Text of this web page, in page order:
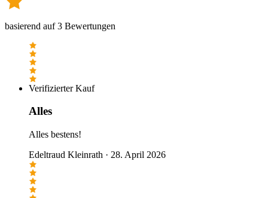
basierend auf 3 Bewertungen
Verifizierter Kauf
Alles
Alles bestens!
Edeltraud Kleinrath · 28. April 2026